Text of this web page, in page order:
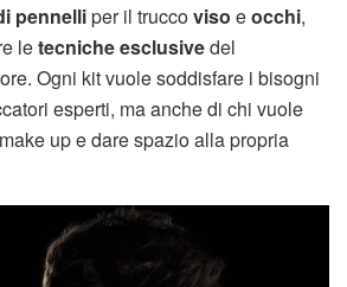
pennelliper il truccoviso eocchi,
letecniche esclusivedel
Ogni kit vuole soddisfare i bisogni
esperti, ma anche di chi vuole
up e dare spazio alla propria